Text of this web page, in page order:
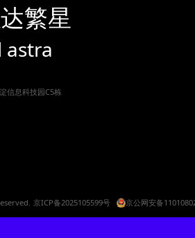
繁星
astra
信息科技园C5栋
京ICP备2025105599号 京公网安备